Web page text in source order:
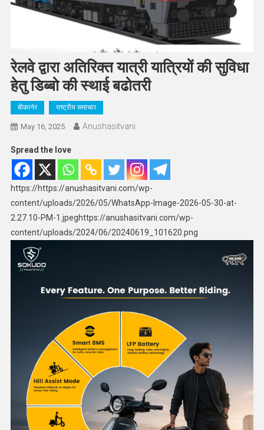
रेलवे द्वारा अतिरिक्त यात्री यात्रियों की सुविधा
हेतु डिब्बो की स्थाई बढोतरी
बीकानेर राष्ट्रीय समाचार
May 16, 2025 Anushasitvani
Spread the love
https://https://anushasitvani.com/wp-
content/uploads/2026/05/WhatsApp-Image-2026-05-30-at-
2.27.10-PM-1.jpeghttps://anushasitvani.com/wp-
content/uploads/2024/06/20240619_101620.png